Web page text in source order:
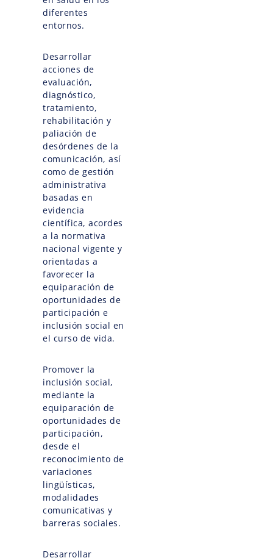
diferentes
entornos.
Desarrollar
acciones de
evaluación,
diagnóstico,
tratamiento,
rehabilitación y
paliación de
desórdenes de la
comunicación, así
como de gestión
administrativa
basadas en
evidencia
científica, acordes
a la normativa
nacional vigente y
orientadas a
favorecer la
equiparación de
oportunidades de
participación e
inclusión social en
el curso de vida.
Promover la
inclusión social,
mediante la
equiparación de
oportunidades de
participación,
desde el
reconocimiento de
variaciones
lingüísticas,
modalidades
comunicativas y
barreras sociales.
Desarrollar